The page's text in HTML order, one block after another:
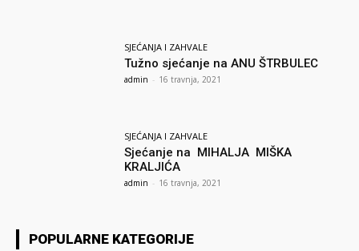
SJEĆANJA I ZAHVALE
Tužno sjećanje na ANU ŠTRBULEC
admin - 16 travnja, 2021
SJEĆANJA I ZAHVALE
Sjećanje na MIHALJA MIŠKA
KRALJIĆA
admin - 16 travnja, 2021
POPULARNE KATEGORIJE